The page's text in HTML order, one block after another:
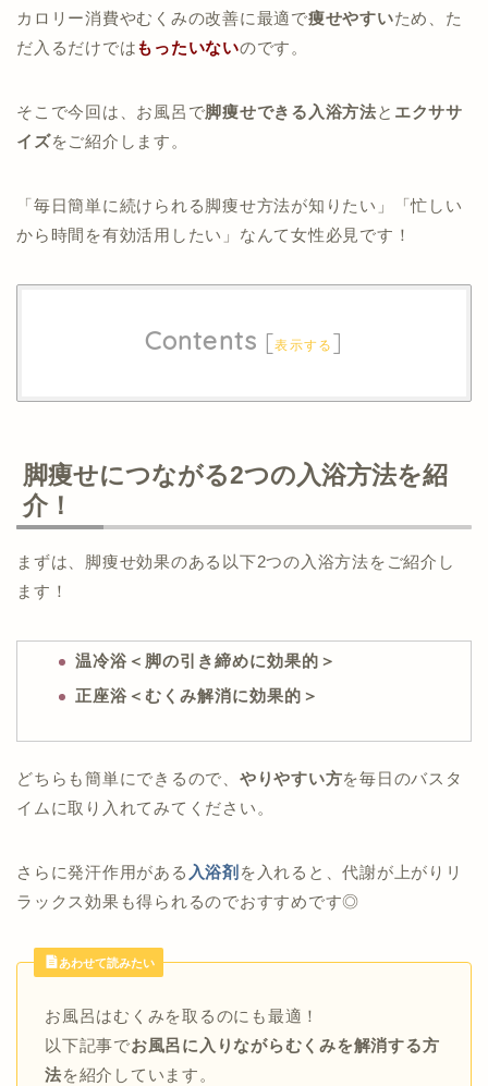
カロリー消費やむくみの改善に最適で痩せやすいため、た
だ入るだけではもったいないのです。
そこで今回は、お風呂で脚痩せできる入浴方法と エクササ
イズをご紹介します。
「毎日簡単に続けられる脚痩せ方法が知りたい」「忙しい
から時間を有効活用したい」なんて女性必見です！
Contents [表示する ]
脚痩せにつながる2つの入浴方法を紹
介！
まずは、脚痩せ効果のある以下2つの入浴方法をご紹介し
ます！
温冷浴＜脚の引き締めに効果的＞
正座浴＜むくみ解消に効果的＞
どちらも簡単にできるので、 やりやすい方を毎日のバスタ
イムに取り入れてみてください。
さらに発汗作用がある 入浴剤 を入れると、代謝が上がりリ
ラックス効果も得られるのでおすすめです◎
あわせて読みたい
お風呂はむくみを取るのにも最適！
以下記事でお風呂に入りながらむくみを解消する方
法を紹介しています。